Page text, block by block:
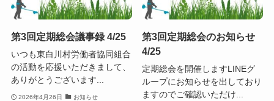
第3回定期総会議事録 4/25
いつも東白川村労働者協同組合
の活動を応援いただきまして、
ありがとうございます...
2026年4月26日 お知らせ
第3回定期総会のお知らせ
4/25
定期総会を開催しますLINEグ
ループにお知らせを出しており
ますのでご確認いただけ...